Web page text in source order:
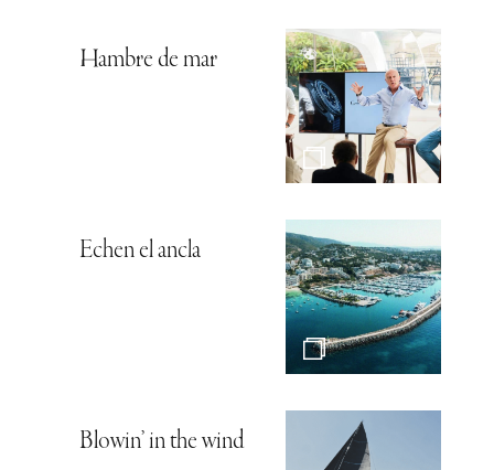
Hambre de mar
Echen el ancla
Blowin’ in the wind